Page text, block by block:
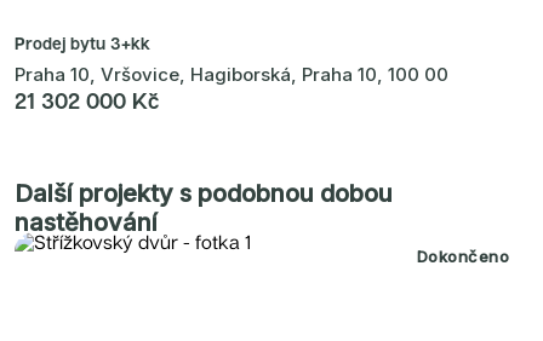
Prodej bytu 3+kk
Praha 10, Vršovice, Hagiborská, Praha 10, 100 00
21 302 000 Kč
Další projekty s podobnou dobou
nastěhování
Dokončeno